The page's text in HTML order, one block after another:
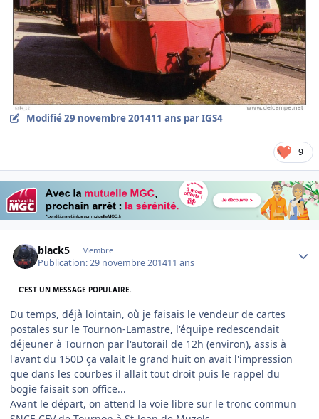
Modifié29 novembre 201411 ans par IGS4
9
black5 Membre
Publication:29 novembre 201411 ans
C’EST UN MESSAGE POPULAIRE.
Du temps, déjà lointain, où je faisais le vendeur de cartes
postales sur le Tournon-Lamastre, l'équipe redescendait
déjeuner à Tournon par l'autorail de 12h (environ), assis à
l'avant du 150D ça valait le grand huit on avait l'impression
que dans les courbes il allait tout droit puis le rappel du
bogie faisait son office...
Avant le départ, on attend la voie libre sur le tronc commun